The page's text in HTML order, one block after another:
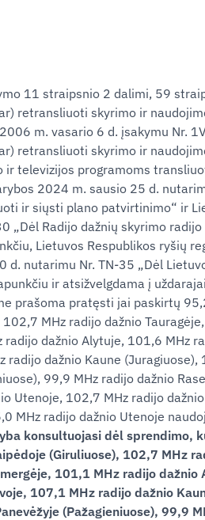
11 straipsnio 2 dalimi, 59
retransliuoti skyrimo ir
m. vasario 6 d. įsakymu Nr.
retransliuoti skyrimo ir
televizijos programoms
2024 m. sausio 25 d.
ir siųsti plano patvirtinimo“ ir
„Dėl Radijo dažnių skyrimo
Lietuvos Respublikos ryšių
nutarimu Nr. TN-35 „Dėl
ir atsižvelgdama į
prašoma pratęsti jai paskirtų
MHz radijo dažnio
dažnio Alytuje, 101,6 MHz
dažnio Kaune (Juragiuose),
99,9 MHz radijo dažnio
Utenoje, 102,7 MHz radijo
MHz radijo dažnio Utenoje
konsultuojasi dėl sprendimo,
(Giruliuose), 102,7 MHz
101,1 MHz radijo dažnio
107,1 MHz radijo dažnio
(Pažagieniuose), 99,9